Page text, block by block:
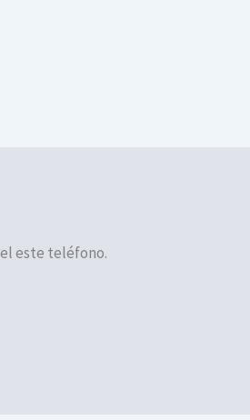
este teléfono.